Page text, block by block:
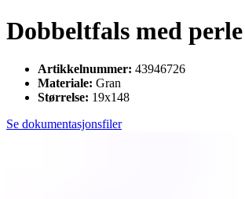
Dobbeltfals med perle
Artikkelnummer: 43946726
Materiale: Gran
Størrelse: 19x148
Se dokumentasjonsfiler